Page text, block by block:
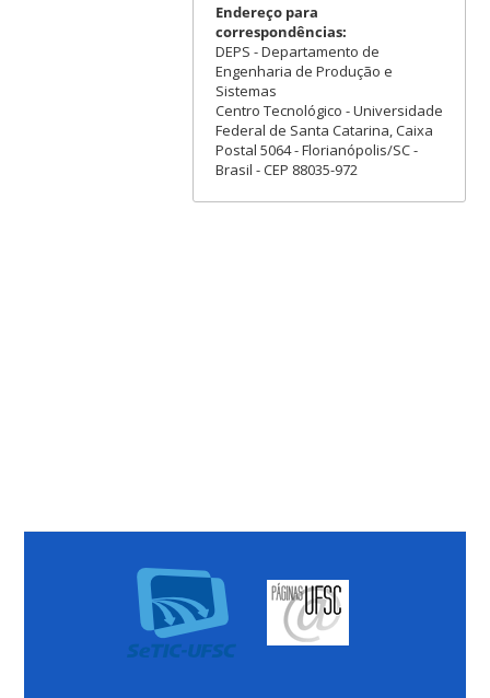
Endereço para
correspondências:
DEPS - Departamento de
Engenharia de Produção e
Sistemas
Centro Tecnológico - Universidade
Federal de Santa Catarina, Caixa
Postal 5064 - Florianópolis/SC -
Brasil - CEP 88035-972